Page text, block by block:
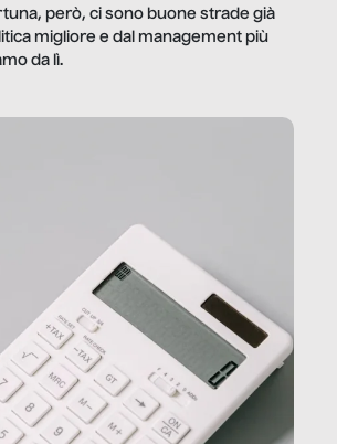
però, ci sono buone strade già
migliore e dal management più
da lì.